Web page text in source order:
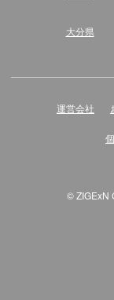
大分県
運営会社
© ZIGExN